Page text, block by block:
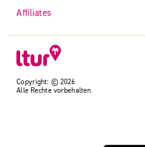
Copyright: © 2026
Alle Rechte vorbehalten
Affiliates